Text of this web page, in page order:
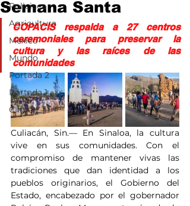
Policiaca
Agricultura
México
Mundo
Portada 2
Portada 1
Clima
Semana Santa
COPACIS respalda a 27 centros
ceremoniales para preservar la
cultura y las raíces de las
comunidades
Culiacán, Sin.— En Sinaloa, la cultura
vive en sus comunidades. Con el
compromiso de mantener vivas las
tradiciones que dan identidad a los
pueblos originarios, el Gobierno del
Estado, encabezado por el gobernador